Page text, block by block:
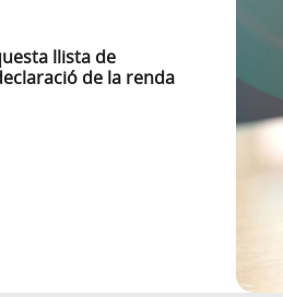
llista de
de la renda